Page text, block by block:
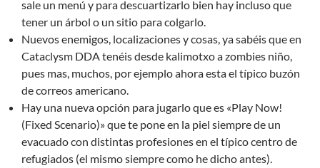
sale un menú y para descuartizarlo bien hay incluso que
tener un árbol o un sitio para colgarlo.
Nuevos enemigos, localizaciones y cosas, ya sabéis que en
Cataclysm DDA tenéis desde kalimotxo a zombies niño,
pues mas, muchos, por ejemplo ahora esta el típico buzón
de correos americano.
Hay una nueva opción para jugarlo que es «Play Now!
(Fixed Scenario)» que te pone en la piel siempre de un
evacuado con distintas profesiones en el típico centro de
refugiados (el mismo siempre como he dicho antes).